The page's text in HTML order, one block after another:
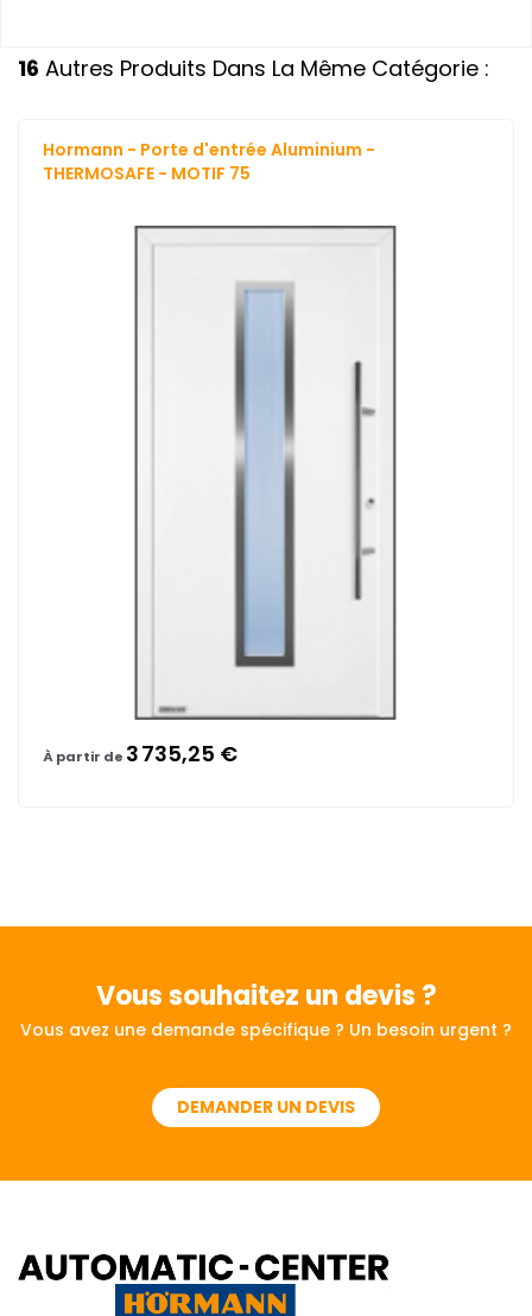
16 Autres Produits Dans La Même Catégorie :
Hormann - Porte d'entrée Aluminium -
THERMOSAFE - MOTIF 75
À partir de 3 735,25 €
Vous souhaitez un devis ?
Vous avez une demande spécifique ? Un besoin urgent ?
DEMANDER UN DEVIS